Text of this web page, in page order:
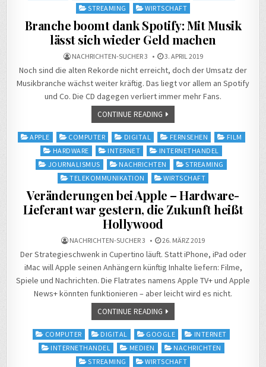
STREAMING
WIRTSCHAFT
Branche boomt dank Spotify: Mit Musik
lässt sich wieder Geld machen
NACHRICHTEN-SUCHER 3 3. APRIL 2019
Noch sind die alten Rekorde nicht erreicht, doch der Umsatz der
Musikbranche wächst weiter kräftig. Das liegt vor allem an Spotify
und Co. Die CD dagegen verliert immer mehr Fans.
CONTINUE READING
Posted
APPLE COMPUTER DIGITAL FERNSEHEN
FILM
HARDWARE
INTERNET
INTERNETHANDEL
JOURNALISMUS
NACHRICHTEN
STREAMING
TELEKOMMUNIKATION
WIRTSCHAFT
Veränderungen bei Apple – Hardware-
Lieferant war gestern, die Zukunft heißt
Hollywood
NACHRICHTEN-SUCHER 3 26. MÄRZ 2019
Der Strategieschwenk in Cupertino läuft. Statt iPhone, iPad oder
iMac will Apple seinen Anhängern künftig Inhalte liefern: Filme,
Spiele und Nachrichten. Die Flatrates namens Apple TV+ und Apple
News+ könnten funktionieren – aber leicht wird es nicht.
CONTINUE READING
Posted
COMPUTER DIGITAL GOOGLE
INTERNET
INTERNETHANDEL
MEDIEN
NACHRICHTEN
STREAMING
WIRTSCHAFT